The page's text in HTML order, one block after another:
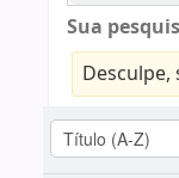
Sua
Desculpe,